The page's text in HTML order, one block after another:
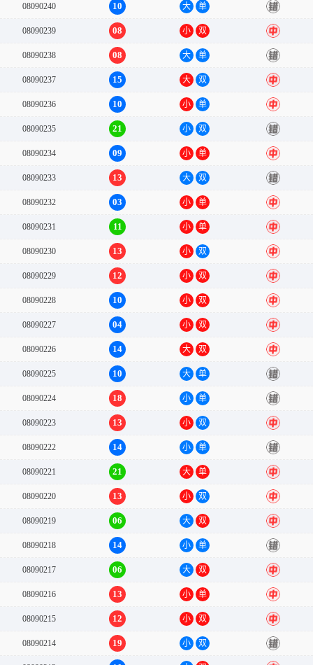
08090240 10 大 单 错
08090239 08 小 双 中
08090238 08 大 单 错
08090237 15 大 双 中
08090236 10 小 单 中
08090235 21 小 双 错
08090234 09 小 单 中
08090233 13 大 双 错
08090232 03 小 单 中
08090231 11 小 单 中
08090230 13 小 双 中
08090229 12 小 双 中
08090228 10 小 双 中
08090227 04 小 双 中
08090226 14 大 双 中
08090225 10 大 单 错
08090224 18 小 单 错
08090223 13 小 双 中
08090222 14 小 单 错
08090221 21 大 单 中
08090220 13 小 双 中
08090219 06 大 双 中
08090218 14 小 单 错
08090217 06 大 双 中
08090216 13 小 单 中
08090215 12 小 双 中
08090214 19 小 双 错